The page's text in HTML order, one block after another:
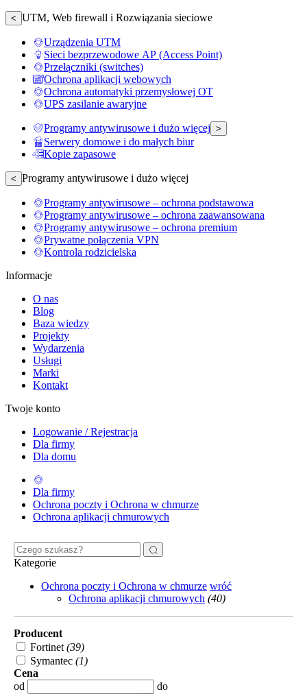
< UTM, Web firewall i Rozwiązania sieciowe
Urządzenia UTM
Sieci bezprzewodowe AP (Access Point)
Przełączniki (switches)
Ochrona aplikacji webowych
Ochrona automatyki przemysłowej OT
UPS zasilanie awaryjne
Programy antywirusowe i dużo więcej >
Serwery domowe i do małych biur
Kopie zapasowe
< Programy antywirusowe i dużo więcej
Programy antywirusowe – ochrona podstawowa
Programy antywirusowe – ochrona zaawansowana
Programy antywirusowe – ochrona premium
Prywatne połączenia VPN
Kontrola rodzicielska
Informacje
O nas
Blog
Baza wiedzy
Projekty
Wydarzenia
Usługi
Marki
Kontakt
Twoje konto
Logowanie / Rejestracja
Dla firmy
Dla domu
Dla firmy
Ochrona poczty i Ochrona w chmurze
Ochrona aplikacji chmurowych
Kategorie
Ochrona poczty i Ochrona w chmurze wróć
Ochrona aplikacji chmurowych (40)
Producent
Fortinet (39)
Symantec (1)
Cena
od
do